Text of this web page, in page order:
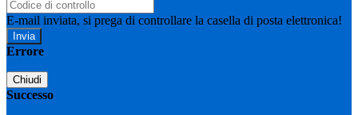
E-mail inviata, si prega di controllare la casella di posta elettronica!
Errore
Chiudi
Successo